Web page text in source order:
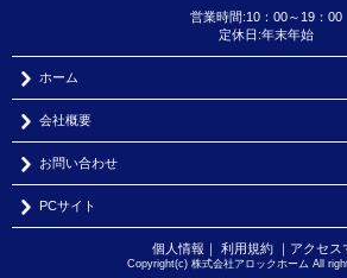
営業時間:10：00～19：00
定休日:年末年始
ホーム
会社概要
お問い合わせ
PCサイト
個人情報 ｜ 利用規約｜ アクセス
Copyright(c) 株式会社アロックホーム All